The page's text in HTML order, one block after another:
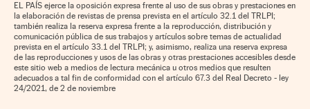
EL PAÍS ejerce la oposición expresa frente al uso de sus obras y prestaciones en
la elaboración de revistas de prensa prevista en el artículo 32.1 del TRLPI;
también realiza la reserva expresa frente a la reproducción, distribución y
comunicación pública de sus trabajos y artículos sobre temas de actualidad
prevista en el artículo 33.1 del TRLPI; y, asimismo, realiza una reserva expresa
de las reproducciones y usos de las obras y otras prestaciones accesibles desde
este sitio web a medios de lectura mecánica u otros medios que resulten
adecuados a tal fin de conformidad con el artículo 67.3 del Real Decreto - ley
24/2021, de 2 de noviembre